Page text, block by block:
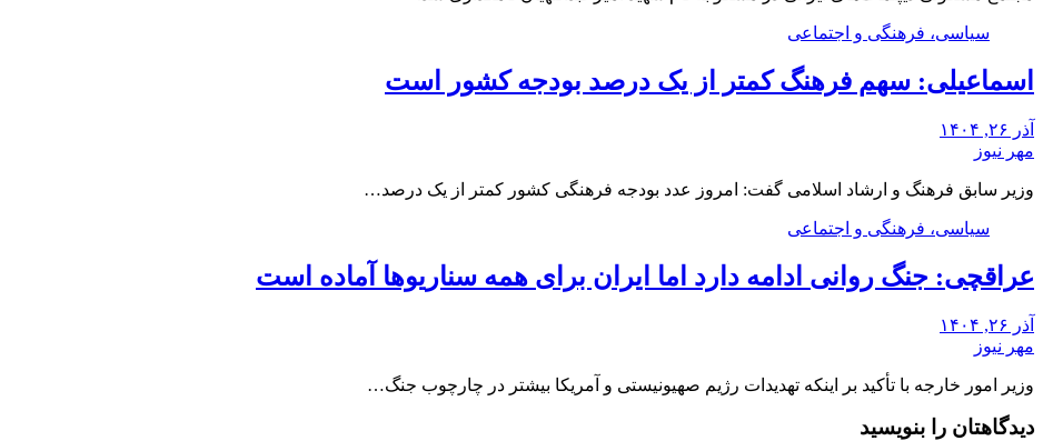
سیاسی، فرهنگی و اجتماعی
اسماعیلی: سهم فرهنگ کمتر از یک درصد بودجه کشور است
آذر ۲۶, ۱۴۰۴
مهر نیوز
وزیر سابق فرهنگ و ارشاد اسلامی گفت: امروز عدد بودجه فرهنگی کشور کمتر از یک درصد…
سیاسی، فرهنگی و اجتماعی
عراقچی: جنگ روانی ادامه دارد اما ایران برای همه سناریوها آماده است
آذر ۲۶, ۱۴۰۴
مهر نیوز
وزیر امور خارجه با تأکید بر اینکه تهدیدات رژیم صهیونیستی و آمریکا بیشتر در چارچوب جنگ…
دیدگاهتان را بنویسید